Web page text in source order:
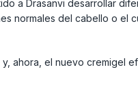
a Drasanvi desarrollar
normales del cabello o
ahora, el nuevo cremigel